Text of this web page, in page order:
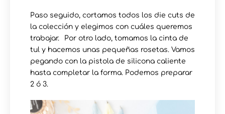
Paso seguido, cortamos todos los die cuts de
la colección y elegimos con cuáles queremos
trabajar.⠀Por otro lado, tomamos la cinta de
tul y hacemos unas pequeñas rosetas. Vamos
pegando con la pistola de silicona caliente
hasta completar la forma. Podemos preparar
2 ó 3⁠.⠀